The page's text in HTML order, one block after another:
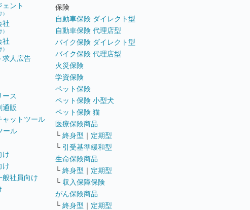
ェント
社
社
求人広告
ース
通販
ャットツール
ール
け
け
般社員向け
保険
自動車保険 ダイレクト型
自動車保険 代理店型
バイク保険 ダイレクト型
バイク保険 代理店型
火災保険
学資保険
ペット保険
ペット保険 小型犬
ペット保険 猫
医療保険商品
└ 終身型 ｜ 定期型
└ 引受基準緩和型
生命保険商品
└ 終身型 ｜ 定期型
└ 収入保障保険
がん保険商品
└ 終身型 ｜ 定期型